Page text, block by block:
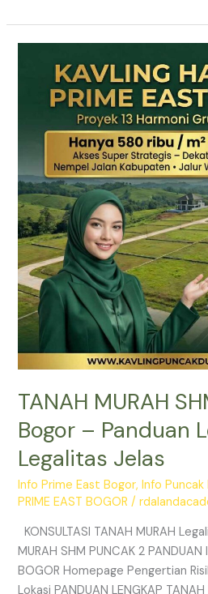
TANAH MURAH
Bogor – Panduan
Legalitas Jelas
Info Prime East Bogor,Info Puncak
PRIME EAST BOGOR /
KONSULTASI TANAH MURAH
MURAH SHM PUNCAK 2 PANDUAN
BOGOR Homepage Pengertian
Lokasi PANDUAN LENGKAP
MURAH
Puncak
Panduan
Lengkap
&
Legalitas
Jelas